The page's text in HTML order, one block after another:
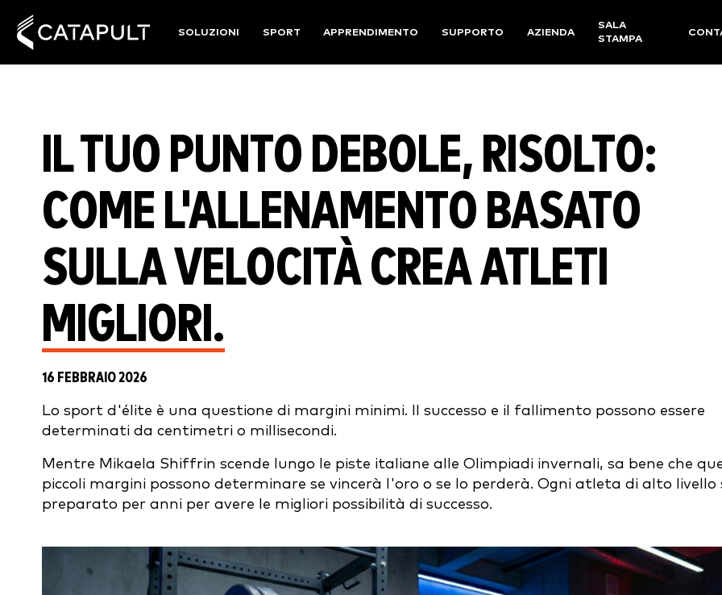
SOLUZIONI SPORT APPRENDIMENTO SUPPORTO AZIENDA
SALA
STAMPA
IL TUO PUNTO DEBOLE, RISOLTO:
COME L'ALLENAMENTO BASATO
SULLA VELOCITÀ CREA ATLETI
MIGLIORI.
16 FEBBRAIO 2026
Lo sport d'élite è una questione di margini minimi. Il successo e il fallimento possono essere
determinati da centimetri o millisecondi.
Mentre Mikaela Shiffrin scende lungo le piste italiane alle Olimpiadi invernali, sa bene che
piccoli margini possono determinare se vincerà l'oro o se lo perderà. Ogni atleta di alto livello
preparato per anni per avere le migliori possibilità di successo.